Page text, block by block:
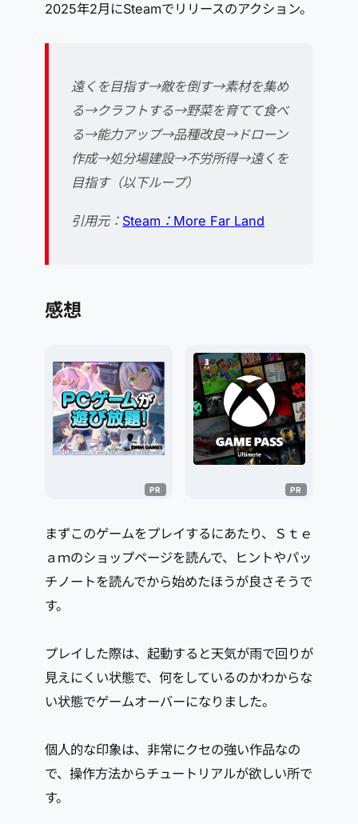
2025年2月にSteamでリリースのアクション。
遠くを目指す→敵を倒す→素材を集め
る→クラフトする→野菜を育てて食べ
る→能力アップ→品種改良→ドローン
作成→処分場建設→不労所得→遠くを
目指す（以下ループ）
引用元： Steam：More Far Land
感想
まずこのゲームをプレイするにあたり、Ｓｔｅ
ａｍのショップページを読んで、ヒントやパッ
チノートを読んでから始めたほうが良さそうで
す。
プレイした際は、起動すると天気が雨で回りが
見えにくい状態で、何をしているのかわからな
い状態でゲームオーバーになりました。
個人的な印象は、非常にクセの強い作品なの
で、操作方法からチュートリアルが欲しい所で
す。